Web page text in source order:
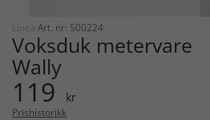
Linea Art. nr: 500224
Voksduk metervare
Wally
119 kr
Prishistorikk